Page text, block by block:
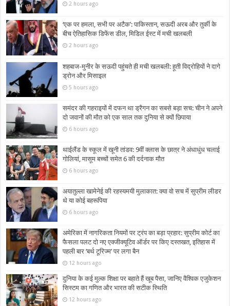
2 hours ago
‘एक पर हमला, सभी पर अटैक’: पाकिस्तान, सऊदी अरब और तुर्की के
बीच ऐतिहासिक डिफेंस डील, मिडिल ईस्ट में मची खलबली
2 hours ago
शहबाज-मुनीर के सऊदी पहुंचते ही मची खलबली: हूती विद्रोहियों ने दागे
ड्रोन और मिसाइल
5 hours ago
समंदर की गहराइयों में दफन था ड्रैगन का सबसे बड़ा सच: चीन ने अपने
दो जवानों की मौत को एक साल तक दुनिया से क्यों छिपाया
6 hours ago
थाईलैंड के स्कूल में खूनी तांडव: 9वीं क्लास के छात्र ने अंधाधुंध चलाई
गोलियां, मासूम बच्चों समेत 6 की दर्दनाक मौत
6 hours ago
अयातुल्ला खामेनेई की रहस्यमयी मुलाकात: क्या वो सच में सुप्रीम लीडर
थे या कोई बहरूपिया
6 hours ago
अमेरिका में नागरिकता नियमों पर ट्रंप का बड़ा प्रहार: सुप्रीम कोर्ट का
फैसला पलट दो नए एक्जीक्यूटिव ऑर्डर पर किए दस्तखत, इतिहास में
पहली बार ‘बर्थ टूरिज्म’ पर लगा बैन
12 hours ago
दुनिया के कई मुल्क शिक्षा पर बहाते हैं खूब पैसा, जानिए वैश्विक एजुकेशन
सिस्टम का गणित और भारत की सटीक स्थिति
12 hours ago